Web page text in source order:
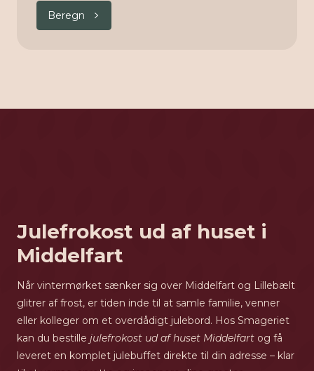
Beregn
Julefrokost ud af huset i
Middelfart
Når vintermørket sænker sig over Middelfart og Lillebælt
glitrer af frost, er tiden inde til at samle familie, venner
eller kolleger om et overdådigt julebord. Hos Smageriet
kan du bestille julefrokost ud af huset Middelfart og få
leveret en komplet julebuffet direkte til din adresse – klar